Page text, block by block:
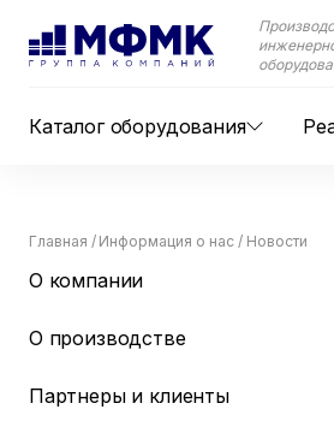
Каталог оборудования
Главная / Информация о нас / Новости
О компании
О производстве
Партнеры и клиенты